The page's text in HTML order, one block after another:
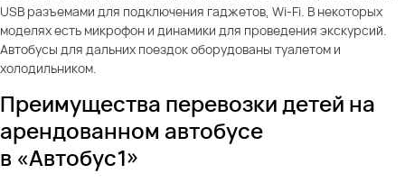
USB разъемами для подключения гаджетов, Wi-Fi. В некоторых
моделях есть микрофон и динамики для проведения экскурсий.
Автобусы для дальних поездок оборудованы туалетом и
холодильником.
Преимущества перевозки детей на
арендованном автобусе
в «Автобус1»